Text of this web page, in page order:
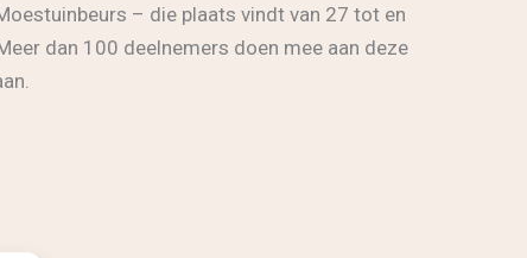
– die plaats vindt van 27 tot en
dan 100 deelnemers doen mee aan deze